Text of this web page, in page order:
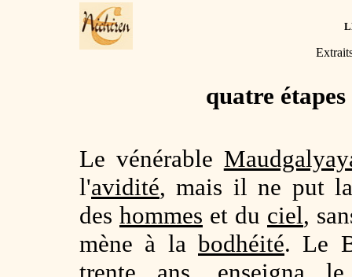
quatre
Le vénérable
l'avidité, mais il ne put la
des hommes et du ciel,
mène à la bodhéité. Le